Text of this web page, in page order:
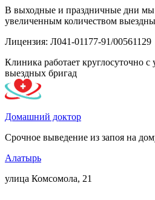
В выходные и праздничные дни мы
увеличенным количеством
Лицензия: Л041-01177-91/00561129
Клиника работает круглосуточно
выездных бригад
Домашний доктор
Срочное выведение из запоя на
Алатырь
улица Комсомола, 21